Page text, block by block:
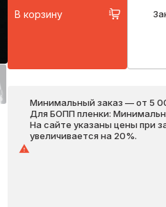
В корзину
Минимальный заказ — от 5
Для БОПП пленки:
На сайте указаны цены при
увеличивается на 20%.